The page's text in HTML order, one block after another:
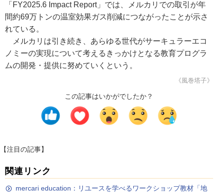
「FY2025.6 Impact Report」では、メルカリでの取引が年
間約69万トンの温室効果ガス削減につながったことが示さ
れている。
メルカリは引き続き、あらゆる世代がサーキュラーエコ
ノミーの実現について考えるきっかけとなる教育プログラ
ムの開発・提供に努めていくという。
《風巻塔子》
この記事はいかがでしたか？
【注目の記事】
関連リンク
mercari education：リユースを学べるワークショップ教材「地